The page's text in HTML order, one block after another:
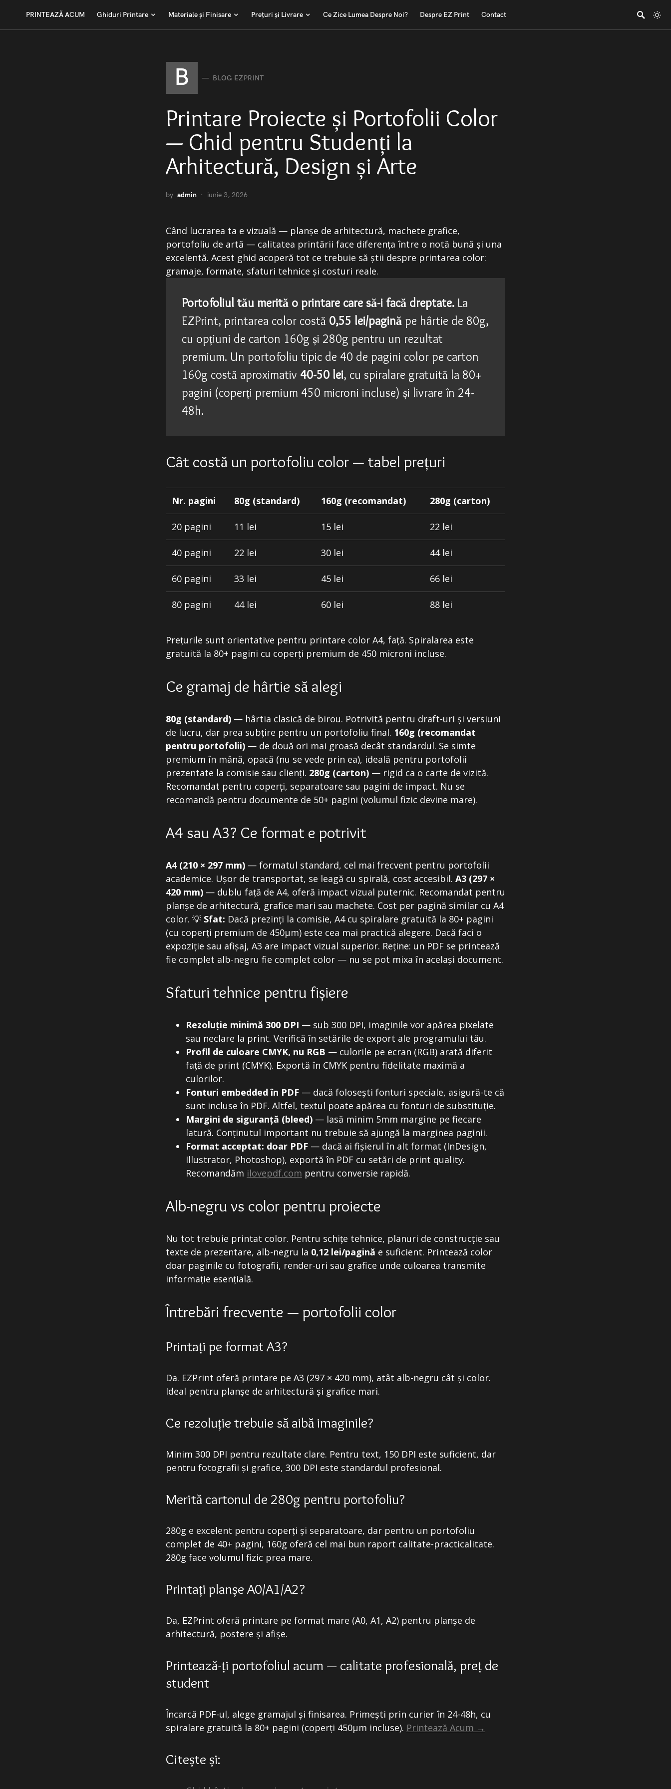
PRINTEAZĂ ACUM Ghiduri Printare Materiale și Finisare Prețuri și Livrare Ce Zice Lumea Despre Noi? Despre EZ Print Contact
B BLOG EZPRINT
Printare Proiecte și Portofolii Color
— Ghid pentru Studenți la
Arhitectură, Design și Arte
by admin iunie 3, 2026
Când lucrarea ta e vizuală — planșe de arhitectură, machete grafice,
portofoliu de artă — calitatea printării face diferența între o notă bună și una
excelentă. Acest ghid acoperă tot ce trebuie să știi despre printarea color:
gramaje, formate, sfaturi tehnice și costuri reale.
Portofoliul tău merită o printare care să-i facă dreptate. La
EZPrint, printarea color costă 0,55 lei/pagină pe hârtie de 80g,
cu opțiuni de carton 160g și 280g pentru un rezultat
premium. Un portofoliu tipic de 40 de pagini color pe carton
160g costă aproximativ 40-50 lei, cu spiralare gratuită la 80+
pagini (coperți premium 450 microni incluse) și livrare în 24-
48h.
Cât costă un portofoliu color — tabel prețuri
Nr. pagini 80g (standard) 160g (recomandat) 280g (carton)
20 pagini 11 lei 15 lei 22 lei
40 pagini 22 lei 30 lei 44 lei
60 pagini 33 lei 45 lei 66 lei
80 pagini 44 lei 60 lei 88 lei
Prețurile sunt orientative pentru printare color A4, față. Spiralarea este
gratuită la 80+ pagini cu coperți premium de 450 microni incluse.
Ce gramaj de hârtie să alegi
80g (standard) — hârtia clasică de birou. Potrivită pentru draft-uri și versiuni
de lucru, dar prea subțire pentru un portofoliu final. 160g (recomandat
pentru portofolii) — de două ori mai groasă decât standardul. Se simte
premium în mână, opacă (nu se vede prin ea), ideală pentru portofolii
prezentate la comisie sau clienți. 280g (carton) — rigid ca o carte de vizită.
Recomandat pentru coperți, separatoare sau pagini de impact. Nu se
recomandă pentru documente de 50+ pagini (volumul fizic devine mare).
A4 sau A3? Ce format e potrivit
A4 (210 × 297 mm) — formatul standard, cel mai frecvent pentru portofolii
academice. Ușor de transportat, se leagă cu spirală, cost accesibil. A3 (297 ×
420 mm) — dublu față de A4, oferă impact vizual puternic. Recomandat pentru
planșe de arhitectură, grafice mari sau machete. Cost per pagină similar cu A4
color. 💡 Sfat: Dacă prezinți la comisie, A4 cu spiralare gratuită la 80+ pagini
(cu coperți premium de 450μm) este cea mai practică alegere. Dacă faci o
expoziție sau afișaj, A3 are impact vizual superior. Reține: un PDF se printează
fie complet alb-negru fie complet color — nu se pot mixa în același document.
Sfaturi tehnice pentru fișiere
Rezoluție minimă 300 DPI — sub 300 DPI, imaginile vor apărea pixelate
sau neclare la print. Verifică în setările de export ale programului tău.
Profil de culoare CMYK, nu RGB — culorile pe ecran (RGB) arată diferit
față de print (CMYK). Exportă în CMYK pentru fidelitate maximă a
culorilor.
Fonturi embedded în PDF — dacă folosești fonturi speciale, asigură-te că
sunt incluse în PDF. Altfel, textul poate apărea cu fonturi de substituție.
Margini de siguranță (bleed) — lasă minim 5mm margine pe fiecare
latură. Conținutul important nu trebuie să ajungă la marginea paginii.
Format acceptat: doar PDF — dacă ai fișierul în alt format (InDesign,
Illustrator, Photoshop), exportă în PDF cu setări de print quality.
Recomandăm ilovepdf.com pentru conversie rapidă.
Alb-negru vs color pentru proiecte
Nu tot trebuie printat color. Pentru schițe tehnice, planuri de construcție sau
texte de prezentare, alb-negru la 0,12 lei/pagină e suficient. Printează color
doar paginile cu fotografii, render-uri sau grafice unde culoarea transmite
informație esențială.
Întrebări frecvente — portofolii color
Printați pe format A3?
Da. EZPrint oferă printare pe A3 (297 × 420 mm), atât alb-negru cât și color.
Ideal pentru planșe de arhitectură și grafice mari.
Ce rezoluție trebuie să aibă imaginile?
Minim 300 DPI pentru rezultate clare. Pentru text, 150 DPI este suficient, dar
pentru fotografii și grafice, 300 DPI este standardul profesional.
Merită cartonul de 280g pentru portofoliu?
280g e excelent pentru coperți și separatoare, dar pentru un portofoliu
complet de 40+ pagini, 160g oferă cel mai bun raport calitate-practicalitate.
280g face volumul fizic prea mare.
Printați planșe A0/A1/A2?
Da, EZPrint oferă printare pe format mare (A0, A1, A2) pentru planșe de
arhitectură, postere și afișe.
Printează-ți portofoliul acum — calitate profesională, preț de
student
Încarcă PDF-ul, alege gramajul și finisarea. Primești prin curier în 24-48h, cu
spiralare gratuită la 80+ pagini (coperți 450μm incluse). Printează Acum →
Citește și: